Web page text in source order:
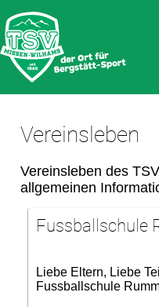
Vereinsleben
Vereinsleben des
allgemeinen
Fussballschule
Liebe Eltern, Liebe
Fussballschule